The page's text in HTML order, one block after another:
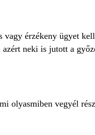
érzékeny ügyet
neki is jutott a
olyasmiben vegyél